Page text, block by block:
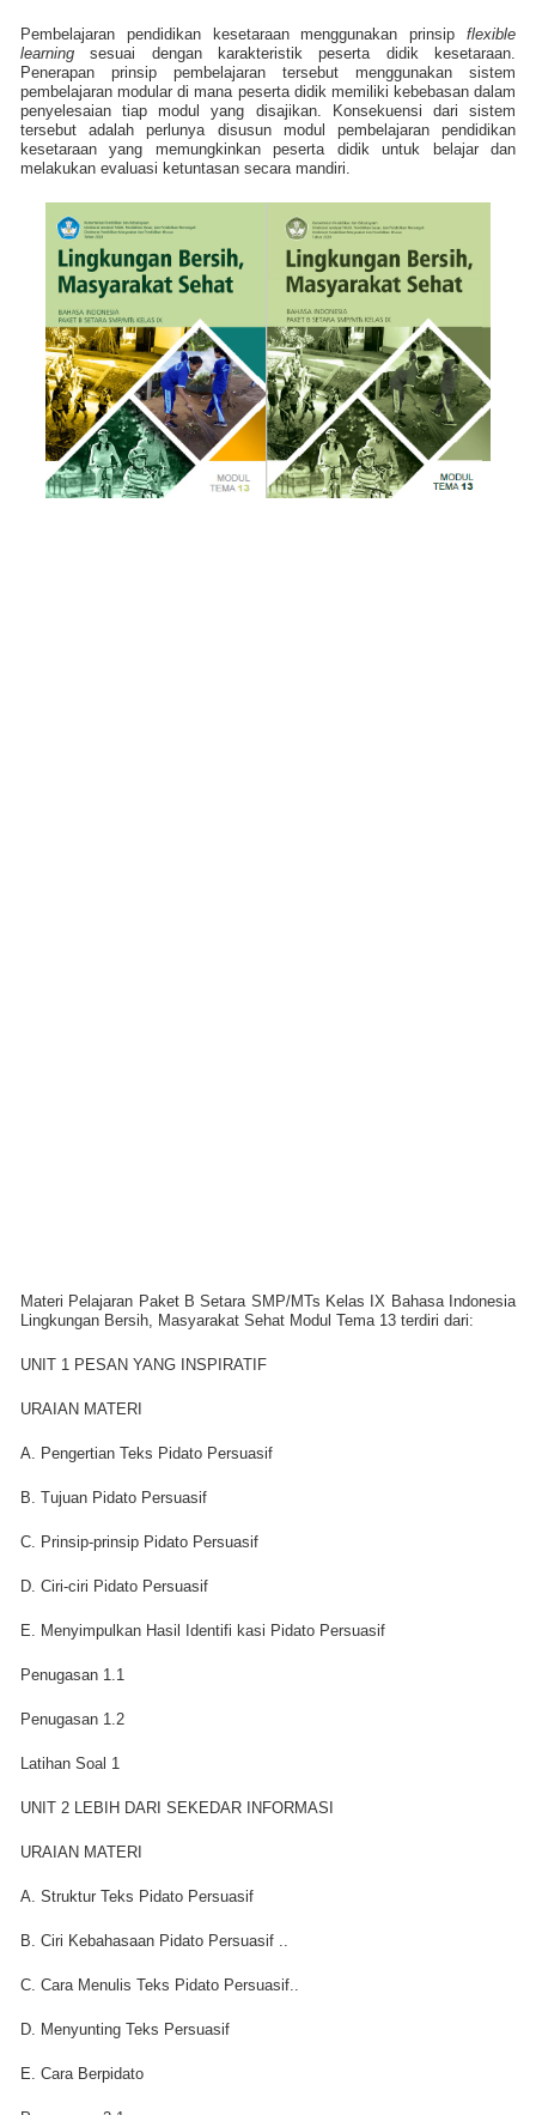
Pembelajaran pendidikan kesetaraan menggunakan prinsip flexible
learningsesuai dengan karakteristik peserta didik kesetaraan.
Penerapan prinsip pembelajaran tersebut menggunakan sistem
pembelajaran modular di mana peserta didik memiliki kebebasan dalam
penyelesaian tiap modul yang disajikan. Konsekuensi dari sistem
tersebut adalah perlunya disusun modul pembelajaran pendidikan
kesetaraan yang memungkinkan peserta didik untuk belajar dan
melakukan evaluasi ketuntasan secara mandiri.
Materi Pelajaran Paket B Setara SMP/MTs Kelas IX Bahasa Indonesia
Lingkungan Bersih, Masyarakat Sehat Modul Tema 13 terdiri dari:
UNIT 1 PESAN YANG INSPIRATIF
URAIAN MATERI
A. Pengertian Teks Pidato Persuasif
B. Tujuan Pidato Persuasif
C. Prinsip-prinsip Pidato Persuasif
D. Ciri-ciri Pidato Persuasif
E. Menyimpulkan Hasil Identifi kasi Pidato Persuasif
Penugasan 1.1
Penugasan 1.2
Latihan Soal 1
UNIT 2 LEBIH DARI SEKEDAR INFORMASI
URAIAN MATERI
A. Struktur Teks Pidato Persuasif
B. Ciri Kebahasaan Pidato Persuasif ..
C. Cara Menulis Teks Pidato Persuasif..
D. Menyunting Teks Persuasif
E. Cara Berpidato